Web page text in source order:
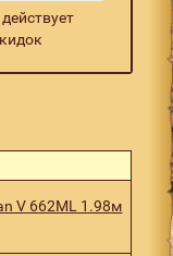
V 662ML 1.98м